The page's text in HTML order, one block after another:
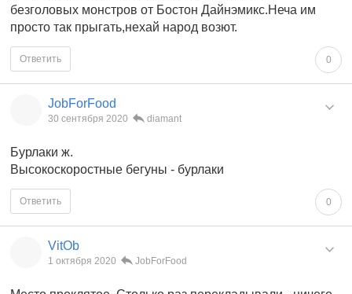
безголовых монстров от Бостон Дайнэмикс.Неча им
просто так прыгать,нехай народ возют.
0
Ответить
JobForFood
30 сентября 2020 diamant
Бурлаки ж.
Высокоскоростные бегуны - бурлаки
0
Ответить
VitOb
1 октября 2020 JobForFood